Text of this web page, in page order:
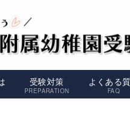
受験対策
PREPARATION
よくある
FAQ